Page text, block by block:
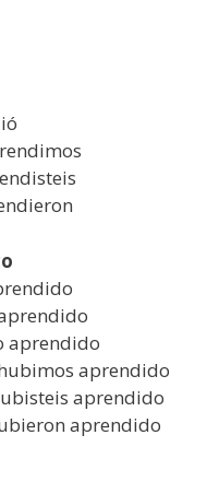
aprendido
aprendido
aprendido
aprendido